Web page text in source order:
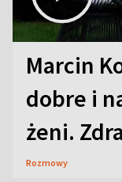
Marcin
dobre i
żeni.
Rozmowy